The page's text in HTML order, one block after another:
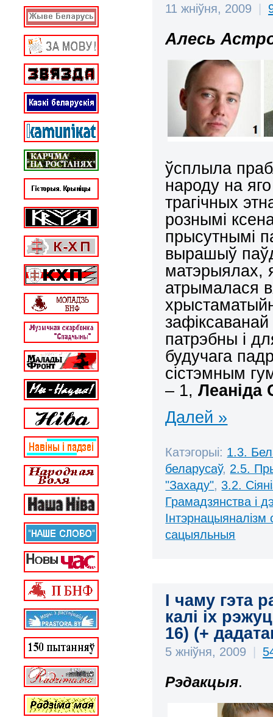
11 жніўня, 2009
Aлесь
ўсплыла
народу на
трагічных
рознымі
прысутнымі
вырашыў
матэрыялах,
атрымалася
патрэбны і
будучага
сістэмным
– 1,Леаніда
Далей »
Катэгорыі: 1.3.
беларусаў, 2.5.
"Захаду", 3.2.
Грамадзянства і
Інтэрнацыяналізм
сацыяльныя
І чаму гэта
калі іх
16) (+
5 жніўня, 2009
Рэдакцыя.